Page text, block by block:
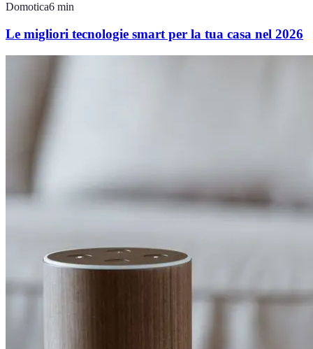
Domotica6 min
Le migliori tecnologie smart per la tua casa nel 2026